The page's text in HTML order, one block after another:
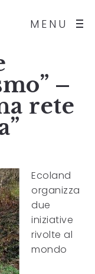
MENU
–
rete
Ecoland
organizza
due
iniziative
rivolte al
mondo